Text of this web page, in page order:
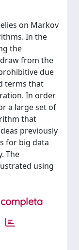
on Markov
In the
the
from the
due
terms that
In order
a large set of
that
previously
for big data
The
using